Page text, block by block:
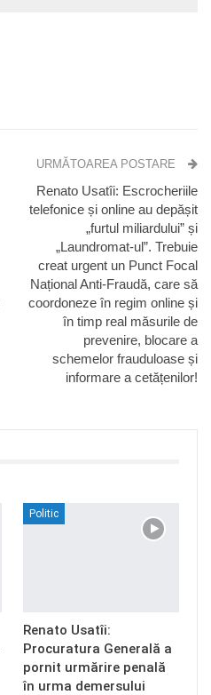
URMĂTOAREA POSTARE
Renato Usatîi: Escrocheriile
telefonice și online au depășit
„furtul miliardului” și
„Laundromat-ul”. Trebuie
creat urgent un Punct Focal
Național Anti-Fraudă, care să
coordoneze în regim online și
în timp real măsurile de
prevenire, blocare a
schemelor frauduloase și
informare a cetățenilor!
Politic
Renato Usatîi:
Procuratura Generală a
pornit urmărire penală
în urma demersului